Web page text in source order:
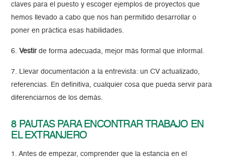
claves para el puesto y escoger ejemplos de proyectos que
hemos llevado a cabo que nos han permitido desarrollar o
poner en práctica esas habilidades.
6. Vestirde forma adecuada, mejor más formal que informal.
7. Llevar documentación a la entrevista: un CV actualizado,
referencias. En definitiva, cualquier cosa que pueda servir para
diferenciarnos de los demás.
8 PAUTAS PARA ENCONTRAR TRABAJO EN
EL EXTRANJERO
1. Antes de empezar, comprender que la estancia en el